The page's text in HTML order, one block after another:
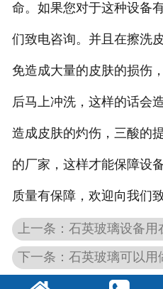
命。如果您对于这种设备
们致电咨询。并且在擦洗
免造成大量的皮肤的损伤
后马上冲洗，这样的话会
造成皮肤的灼伤，三酸的
的厂家，这样才能保障设
质量有保障，欢迎向我们
上一条：石英玻璃设备
下一条：石英玻璃可以用